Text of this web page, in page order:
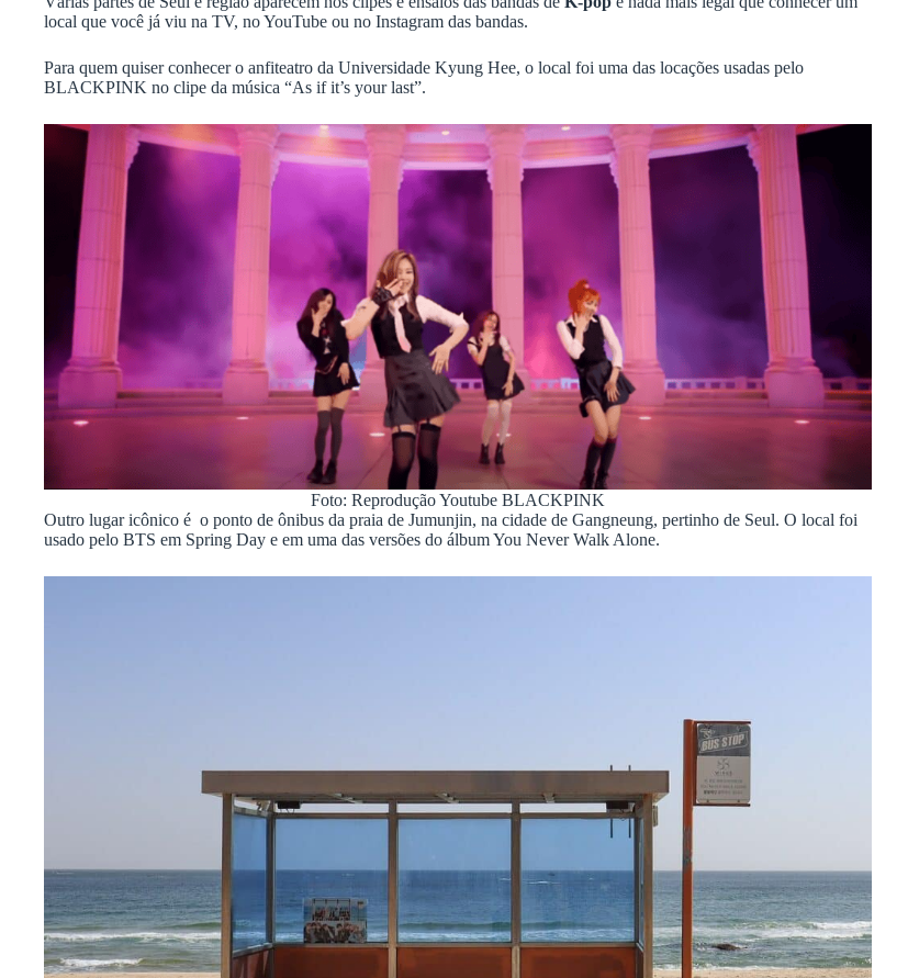
local que você já viu na TV, no YouTube ou no Instagram das bandas.
Para quem quiser conhecer o anfiteatro da Universidade Kyung Hee, o local foi uma das locações usadas pelo
BLACKPINK no clipe da música “As if it’s your last”.
Foto: Reprodução Youtube BLACKPINK
Outro lugar icônico é o ponto de ônibus da praia de Jumunjin, na cidade de Gangneung, pertinho de Seul. O local foi
usado pelo BTS em Spring Day e em uma das versões do álbum You Never Walk Alone.